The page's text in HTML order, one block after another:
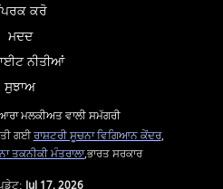
ਕਰੋ
ਮਦਦ
ਨੀਤੀਆਂ
ਸੁਝਾਅ
ਮਲਕੀਅਤ ਵਾਲੀ ਸਮੱਗਰੀ
ਗਈਰਾਸ਼ਟਰੀ ਸੂਚਨਾ ਵਿਗਿਆਨ ਕੇਂਦਰ,
ਤਕਨੀਕੀ ਮੰਤਰਾਲਾ,ਭਾਰਤ ਸਰਕਾਰ
Jul 17, 2026